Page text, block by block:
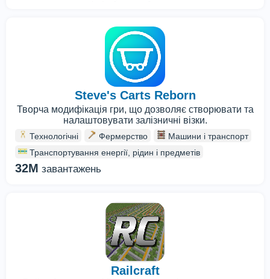
Steve's Carts Reborn
Творча модифікація гри, що дозволяє створювати та
налаштовувати залізничні візки.
Технологічні Фермерство
Машини і транспорт
Транспортування енергії, рідин і предметів
32M завантажень
Railcraft